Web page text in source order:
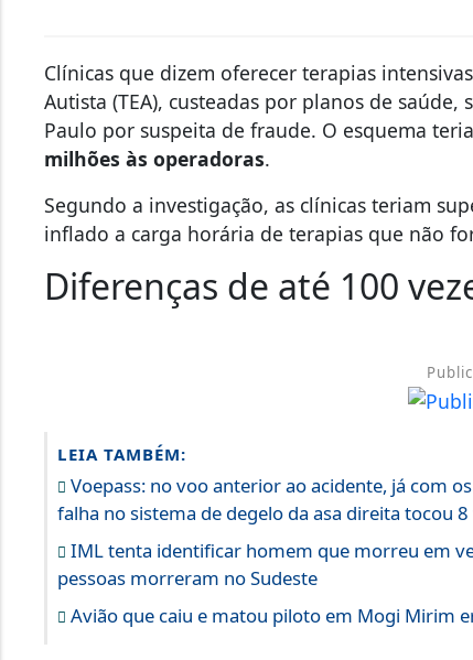
Clínicas que dizem oferecer terapias
Autista (TEA), custeadas por planos de
Paulo por suspeita de fraude. O esquema
milhões às operadoras.
Segundo a investigação, as clínicas teriam
inflado a carga horária de terapias que não
Diferenças de até 100
LEIA TAMBÉM:
Voepass: no voo anterior ao acidente, já com
falha no sistema de degelo da asa direita tocou 8
IML tenta identificar homem que morreu em
pessoas morreram no Sudeste
Avião que caiu e matou piloto em Mogi Mirim